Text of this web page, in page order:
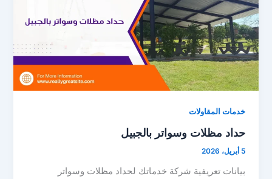
خدمات المقاولات
حداد مظلات وسواتر بالجبيل
5 أبريل، 2026
بيانات تعريفية شركة خدماتك لحداد مظلات وسواتر